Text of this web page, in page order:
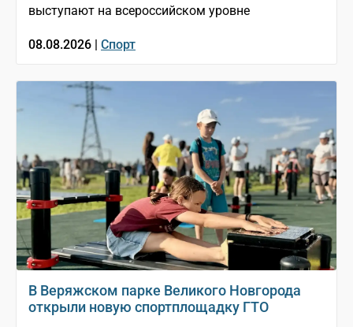
выступают на всероссийском уровне
08.08.2026 | Спорт
В Веряжском парке Великого Новгорода
открыли новую спортплощадку ГТО